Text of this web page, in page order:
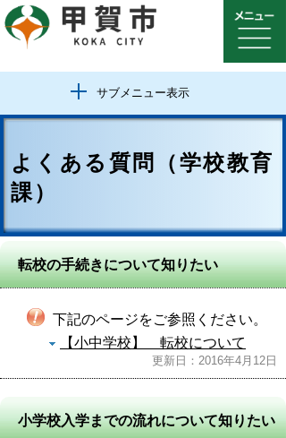
サブメニュー表示
よくある質問（学校教育
課）
転校の手続きについて知りたい
下記のページをご参照ください。
【小中学校】 転校について
更新日：2016年4月12日
小学校入学までの流れについて知りたい